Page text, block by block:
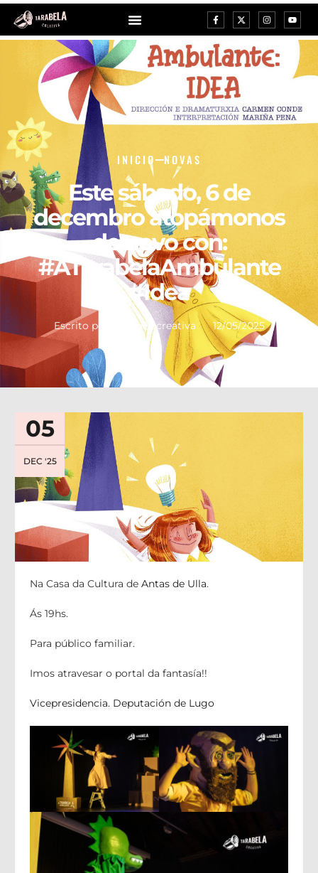
Este sábado, 6 de
decembro atopámonos
de novo con:
#ATarabelaAmbulante
#Idea
Escrito por : tarabelacreativa 12/05/2025
INICIO NOVAS
05
DEC '25
Na Casa da Cultura de Antas de Ulla.
Ás 19hs.
Para público familiar.
Imos atravesar o portal da fantasía!!
Vicepresidencia. Deputación de Lugo